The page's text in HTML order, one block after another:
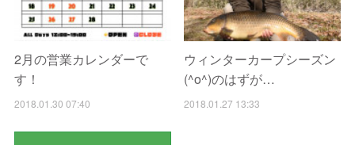
2月の営業カレンダーで
す！
2018.01.30 07:40
ウィンターカープシーズン
(^o^)のはずが…
2018.01.27 13:33